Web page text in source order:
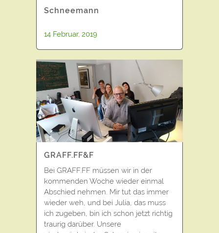
Schneemann
14 Februar, 2019
GRAFF.FF&F
Bei GRAFF.FF müssen wir in der
kommenden Woche wieder einmal
Abschied nehmen. Mir tut das immer
wieder weh, und bei Julia, das muss
ich zugeben, bin ich schon jetzt richtig
traurig darüber. Unsere